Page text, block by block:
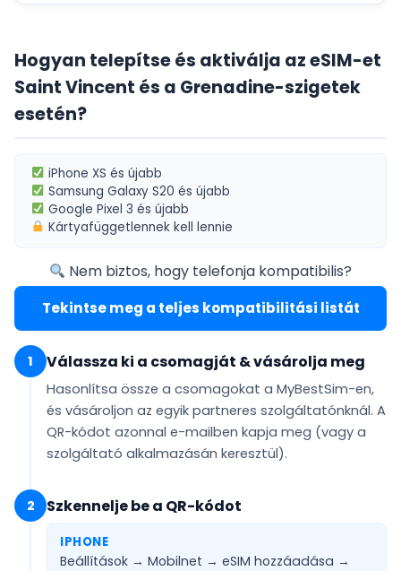
Hogyan telepítse és aktiválja az eSIM-et
Saint Vincent és a Grenadine-szigetek
esetén?
iPhone XS és újabb
Samsung Galaxy S20 és újabb
Google Pixel 3 és újabb
Kártyafüggetlennek kell lennie
Nem biztos, hogy telefonja kompatibilis?
Tekintse meg a teljes kompatibilitási listát
1 Válassza ki a csomagját & vásárolja meg
Hasonlítsa össze a csomagokat a MyBestSim-en,
és vásároljon az egyik partneres szolgáltatónknál. A
QR-kódot azonnal e-mailben kapja meg (vagy a
szolgáltató alkalmazásán keresztül).
2 Szkennelje be a QR-kódot
IPHONE
Beállítások → Mobilnet → eSIM hozzáadása →